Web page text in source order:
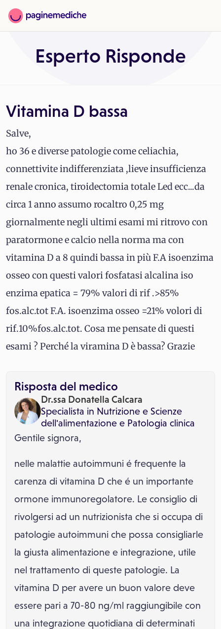
Esperto Risponde
Vitamina D bassa
Salve,
ho 36 e diverse patologie come celiachia,
connettivite indifferenziata ,lieve insufficienza
renale cronica, tiroidectomia totale Led ecc...da
circa 1 anno assumo rocaltro 0,25 mg
giornalmente negli ultimi esami mi ritrovo con
paratormone e calcio nella norma ma con
vitamina D a 8 quindi bassa in più F.A isoenzima
osseo con questi valori fosfatasi alcalina iso
enzima epatica = 79% valori di rif .>85%
fos.alc.tot F.A. isoenzima osseo =21% volori di
rif.10%fos.alc.tot. Cosa me pensate di questi
esami ? Perché la viramina D è bassa? Grazie
Risposta del medico
Dr.ssa Donatella Calcara
Specialista in Nutrizione e Scienze
dell'alimentazione e Patologia clinica
Gentile signora,
nelle malattie autoimmuni é frequente la
carenza di vitamina D che é un importante
ormone immunoregolatore. Le consiglio di
rivolgersi ad un nutrizionista che si occupa di
patologie autoimmuni che possa consigliarle
la giusta alimentazione e integrazione, utile
nel trattamento di queste patologie. La
vitamina D per avere un buon valore deve
essere pari a 70-80 ng/ml raggiungibile con
una integrazione quotidiana di determinati